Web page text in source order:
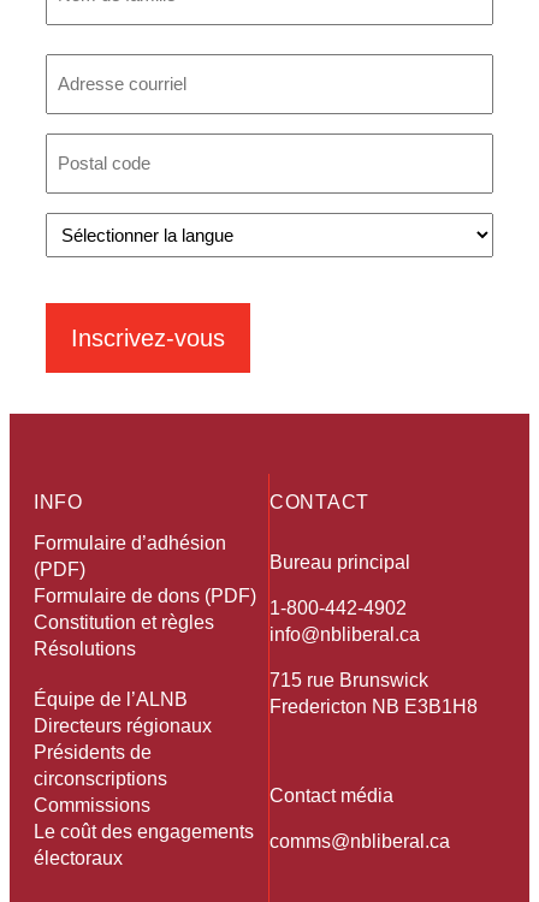
courriel
Postal
Langue
Inscrivez-vous
CONTACT
Bureau principal
1-800-442-4902
info@nbliberal.ca
715 rue Brunswick
Fredericton NB E3B1H8
Contact média
comms@nbliberal.ca
INFO
Formulaire d’adhésion
(PDF)
Formulaire de dons (PDF)
Constitution et règles
Résolutions
Équipe de l’ALNB
Directeurs régionaux
Présidents de
circonscriptions
Commissions
Le coût des engagements
électoraux